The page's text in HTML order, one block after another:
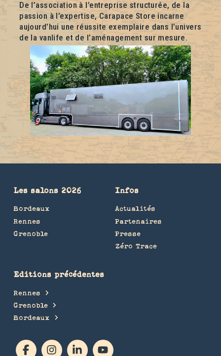
De l’association à l’entreprise structurée, de la
passion à l’expertise, Carapace Store incarne
aujourd’hui une réussite exemplaire dans l’univers
de la vanlife et de l’aménagement sur mesure.
Les salons 2026
Bordeaux
Rennes
Grenoble
Infos
Actualités
Partenaires
Presse
Zéro Trace
Editions précédentes
Rennes
Grenoble
Bordeaux